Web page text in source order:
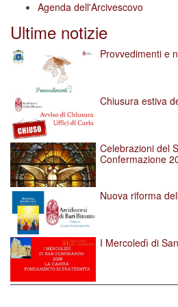
Agenda dell'Arcivescovo
Ultime notizie
Provvedimenti e
Chiusura estiva
Celebrazioni del
Confermazione
Nuova riforma
I Mercoledì di